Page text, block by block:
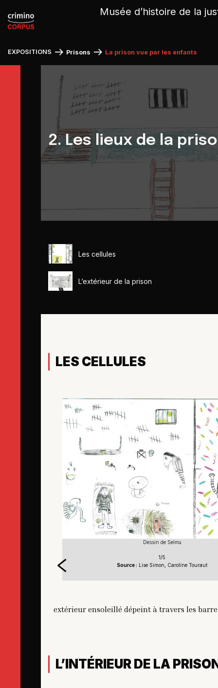
Musée d’histoire de la
EXPOSITIONS Prisons La prison vue par les enfants
2. Les lieux de la
Les cellules
L’extérieur de la prison
LES CELLULES
Dessin de Selma
1/5
Source : Lise Simon, Caroline Touraut
extérieur ensoleillé dépeint à travers les
L’INTÉRIEUR DE LA
Panneau de gestion des cookies